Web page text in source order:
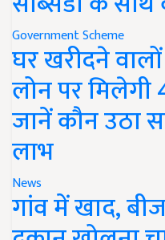
Government Scheme
घर खरीदने
लोन पर मिलेगी
जानें कौन उठा
लाभ
News
गांव में खाद,